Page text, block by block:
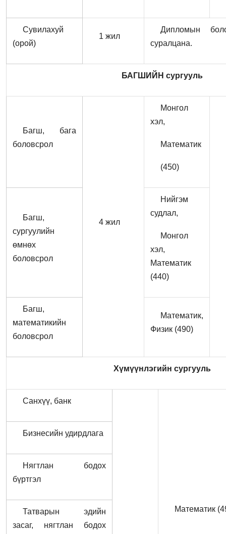
Сувилахуй
(орой)
1 жил
Дипломын
суралцана.
БАГШИЙН сургууль
Багш, бага
боловсрол
4 жил
Монгол
хэл,
Математик
(450)
Багш,
сургуулийн
өмнөх
боловсрол
Нийгэм
судлал,
Монгол
хэл,
Математик
(440)
Багш,
математикийн
боловсрол
Математик,
Физик (490)
Хүмүүнлэгийн сургууль
Санхүү, банк
Математик
Бизнесийн удирдлага
Нягтлан бодох
бүртгэл
Татварын эдийн
засаг, нягтлан бодох